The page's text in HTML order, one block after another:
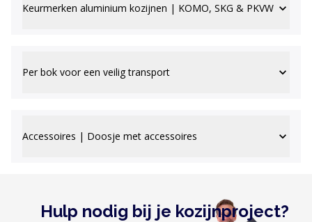
Keurmerken aluminium kozijnen | KOMO, SKG & PKVW
Per bok voor een veilig transport
Accessoires | Doosje met accessoires
Hulp nodig bij je kozijnproject?